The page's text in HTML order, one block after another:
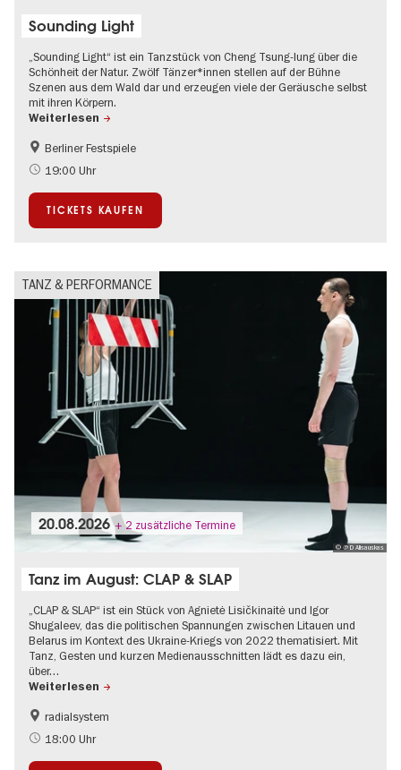
Sounding Light
„Sounding Light“ ist ein Tanzstück von Cheng Tsung-lung über die
Schönheit der Natur. Zwölf Tänzer*innen stellen auf der Bühne
Szenen aus dem Wald dar und erzeugen viele der Geräusche selbst
mit ihren Körpern.
Weiterlesen
Kultursommer
Berliner Festspiele
19:00 Uhr
TICKETS KAUFEN
TANZ & PERFORMANCE
© @ D Alisauskas
20.08.2026 + 2 zusätzliche Termine
Tanz im August: CLAP & SLAP
„CLAP & SLAP“ ist ein Stück von Agnietė Lisičkinaitė und Igor
Shugaleev, das die politischen Spannungen zwischen Litauen und
Belarus im Kontext des Ukraine-Kriegs von 2022 thematisiert. Mit
Tanz, Gesten und kurzen Medienausschnitten lädt es dazu ein,
über…
Weiterlesen
International
Kultursommer
radialsystem
18:00 Uhr